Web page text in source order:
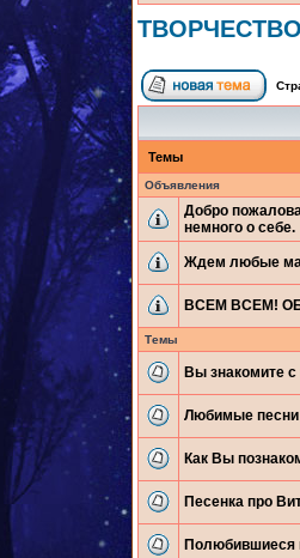
Темы
Объявления
Добро
немного о себе.
Ждем любые
ВСЕМ ВСЕМ!
Темы
Вы знакомите
Любимые песни
Как Вы
Песенка про
Полюбившиеся